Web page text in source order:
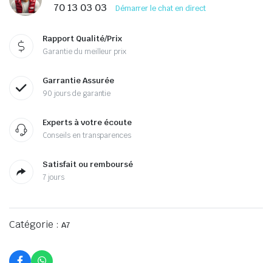
70 13 03 03 Démarrer le chat en direct
Rapport Qualité/Prix
Garantie du meilleur prix
Garrantie Assurée
90 jours de garantie
Experts à votre écoute
Conseils en transparences
Satisfait ou remboursé
7 jours
Catégorie : A7